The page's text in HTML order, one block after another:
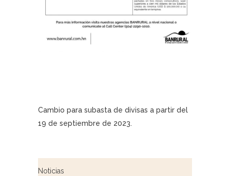
Cambio para subasta de divisas a partir del
19 de septiembre de 2023.
Noticias